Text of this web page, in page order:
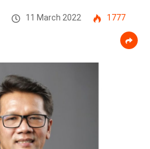
11 March 2022 1777